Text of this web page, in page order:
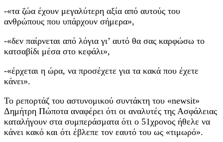
-«τα ζώα έχουν μεγαλύτερη αξία από αυτούς του
ανθρώπους που υπάρχουν σήμερα»,
-«δεν παίρνεται από λόγια γι’ αυτό θα σας καρφώσω το
κατσαβίδι μέσα στο κεφάλι»,
-«έρχεται η ώρα, να προσέχετε για τα κακά που έχετε
κάνει».
Το ρεπορτάζ του αστυνομικού συντάκτη του «newsit»
Δημήτρη Πώποτα αναφέρει ότι οι αναλυτές της Ασφάλειας
καταλήγουν στα συμπεράσματα ότι ο 51χρονος ήθελε να
κάνει κακό και ότι έβλεπε τον εαυτό του ως «τιμωρό».